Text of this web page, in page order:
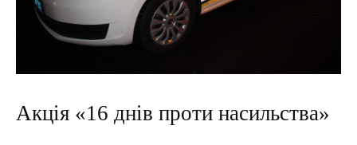
Акція «16 днів проти насильства»